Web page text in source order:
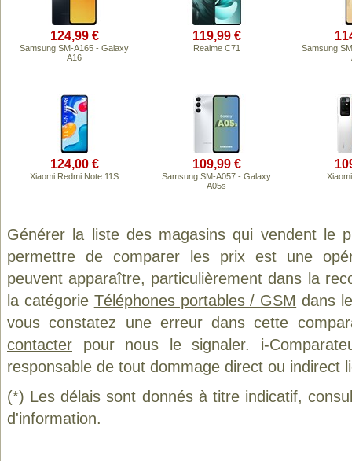
124,99 €
Samsung SM-A165 - Galaxy
A16
119,99 €
Realme C71
Samsung
124,00 €
Xiaomi Redmi Note 11S
109,99 €
Samsung SM-A057 - Galaxy
A05s
Générer la liste des magasins qui vendent le
permettre de comparer les prix est une
peuvent apparaître, particulièrement dans la
la catégorie Téléphones portables / GSM dans
vous constatez une erreur dans cette
contacter pour nous le signaler. i-
responsable de tout dommage direct ou indirect
(*) Les délais sont donnés à titre indicatif,
d'information.